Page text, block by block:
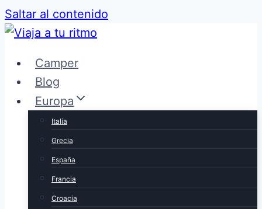
Saltar al contenido
Camper
Blog
Europa
Italia
Grecia
España
Francia
Croacia